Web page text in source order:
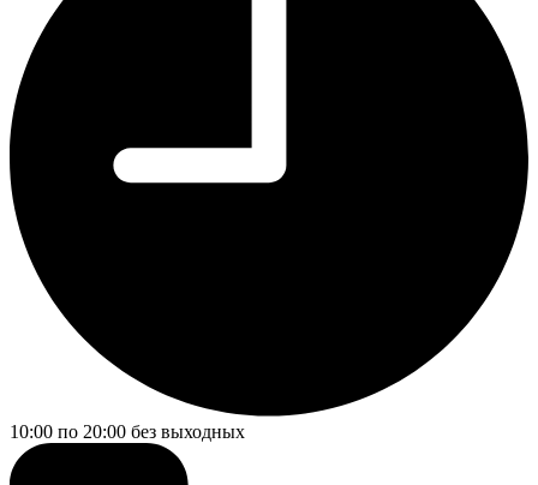
10:00 по 20:00 без выходных